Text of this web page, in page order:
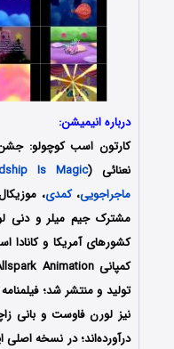
درباره انیمیشن:
کارتون اسب کوچولو:
نعنائی (
Is Magic
ماجراجویی،کمدی،
تولید و منتشر شد؛
نیز لورن فاوست و بانی
درآورده‌‌‌‌‌‌اند؛ در نسخه